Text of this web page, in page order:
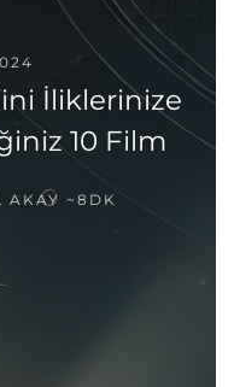
İliklerinize
10 Film
AKAY ~8DK